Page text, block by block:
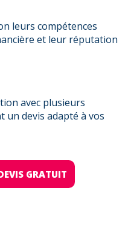
leurs compétences
et leur réputation
avec plusieurs
devis adapté à vos
GRATUIT